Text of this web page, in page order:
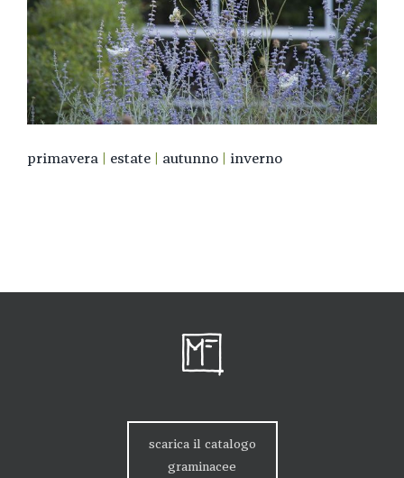
primavera estate autunno inverno
scarica il catalogo
graminacee